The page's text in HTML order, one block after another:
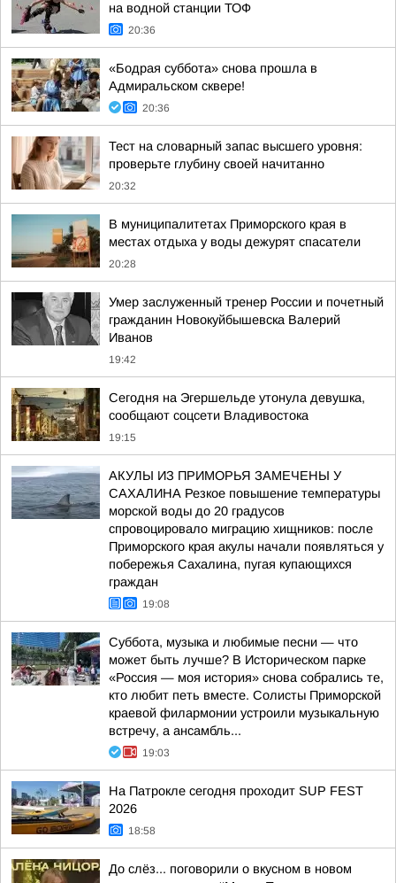
на водной станции ТОФ
20:36
«Бодрая суббота» снова прошла в
Адмиральском сквере!
20:36
Тест на словарный запас высшего уровня:
проверьте глубину своей начитанно
20:32
В муниципалитетах Приморского края в
местах отдыха у воды дежурят спасатели
20:28
Умер заслуженный тренер России и почетный
гражданин Новокуйбышевска Валерий
Иванов
19:42
Сегодня на Эгершельде утонула девушка,
сообщают соцсети Владивостока
19:15
АКУЛЫ ИЗ ПРИМОРЬЯ ЗАМЕЧЕНЫ У
САХАЛИНА Резкое повышение температуры
морской воды до 20 градусов
спровоцировало миграцию хищников: после
Приморского края акулы начали появляться у
побережья Сахалина, пугая купающихся
граждан
19:08
Суббота, музыка и любимые песни — что
может быть лучше? В Историческом парке
«Россия — моя история» снова собрались те,
кто любит петь вместе. Солисты Приморской
краевой филармонии устроили музыкальную
встречу, а ансамбль...
19:03
На Патрокле сегодня проходит SUP FEST
2026
18:58
До слёз... поговорили о вкусном в новом